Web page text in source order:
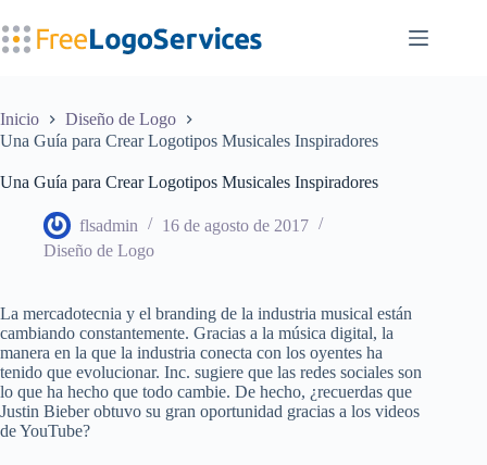
al
contenido
Inicio
Diseño de Logo
Una Guía para Crear Logotipos Musicales Inspiradores
Una Guía para Crear Logotipos Musicales Inspiradores
flsadmin
16 de agosto de 2017
Diseño de Logo
La mercadotecnia y el branding de la industria musical están
cambiando constantemente. Gracias a la música digital, la
manera en la que la industria conecta con los oyentes ha
tenido que evolucionar. Inc. sugiere que las redes sociales son
lo que ha hecho que todo cambie. De hecho, ¿recuerdas que
Justin Bieber obtuvo su gran oportunidad gracias a los videos
de YouTube?